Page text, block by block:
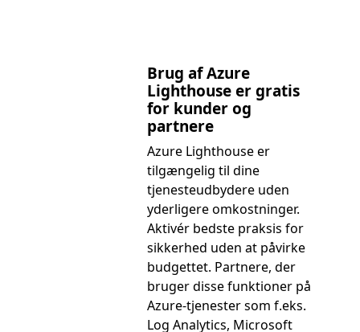
Brug af Azure
Lighthouse er gratis
for kunder og
partnere
Azure Lighthouse er
tilgængelig til dine
tjenesteudbydere uden
yderligere omkostninger.
Aktivér bedste praksis for
sikkerhed uden at påvirke
budgettet. Partnere, der
bruger disse funktioner på
Azure-tjenester som f.eks.
Log Analytics, Microsoft